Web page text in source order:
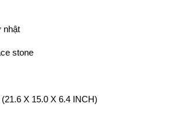
nhật
stone
X 15.0 X 6.4 INCH)